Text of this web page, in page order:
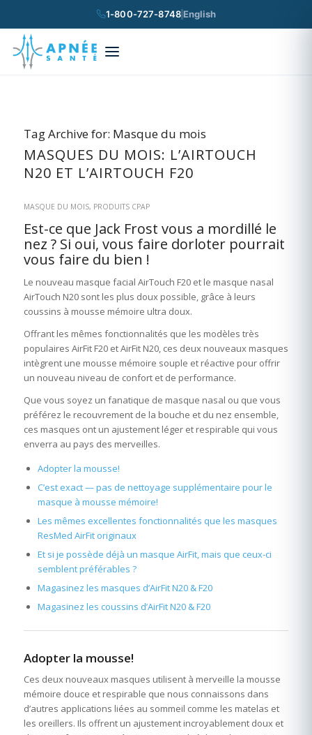
1-800-727-8748English
Tag Archive for: Masque du mois
MASQUES DU MOIS: L’AIRTOUCH
N20 ET L’AIRTOUCH F20
MASQUE DU MOIS, PRODUITS CPAP
Est-ce que Jack Frost vous a mordillé le
nez ? Si oui, vous faire dorloter pourrait
vous faire du bien !
Le nouveau masque facial AirTouch F20 et le masque nasal
AirTouch N20 sont les plus doux possible, grâce à leurs
coussins à mousse mémoire ultra doux.
Offrant les mêmes fonctionnalités que les modèles très
populaires AirFit F20 et AirFit N20, ces deux nouveaux masques
intègrent une mousse mémoire souple et réactive pour offrir
un nouveau niveau de confort et de performance.
Que vous soyez un fanatique de masque nasal ou que vous
préférez le recouvrement de la bouche et du nez ensemble,
ces masques ont un ajustement léger et respirable qui vous
enverra au pays des merveilles.
Adopter la mousse!
C’est exact — pas de nettoyage supplémentaire pour le
masque à mousse mémoire!
Les mêmes excellentes fonctionnalités que les masques
ResMed AirFit originaux
Et si je possède déjà un masque AirFit, mais que ceux-ci
semblent préférables ?
Magasinez les masques d’AirFit N20 & F20
Magasinez les coussins d’AirFit N20 & F20
Adopter la mousse!
Ces deux nouveaux masques utilisent à merveille la mousse
mémoire douce et respirable que nous connaissons dans
d’autres applications liées au sommeil comme les matelas et
les oreillers. Ils offrent un ajustement incroyablement doux et